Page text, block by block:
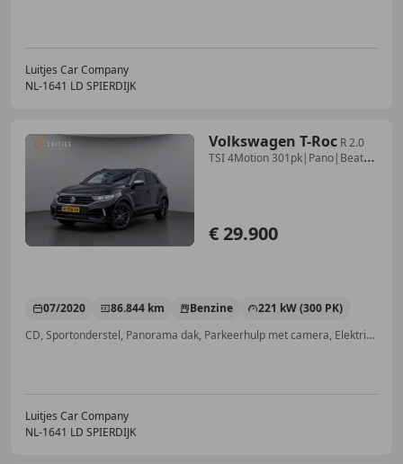
Luitjes Car Company
NL-1641 LD SPIERDIJK
Volkswagen T-Roc R 2.0
TSI 4Motion 301pk|Pano|Beats-
€ 29.900
07/2020 86.844 km Benzine
221 kW (300 PK)
CD, Sportonderstel, Panorama dak, Parkeerhulp met camera, Elektrische achterklep, Alarm, Getinte ramen, Sportstoelen
Luitjes Car Company
NL-1641 LD SPIERDIJK